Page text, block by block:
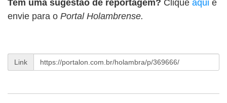
Tem uma sugestão de reportagem? Clique aqui e
envie para o Portal Holambrense.
Link